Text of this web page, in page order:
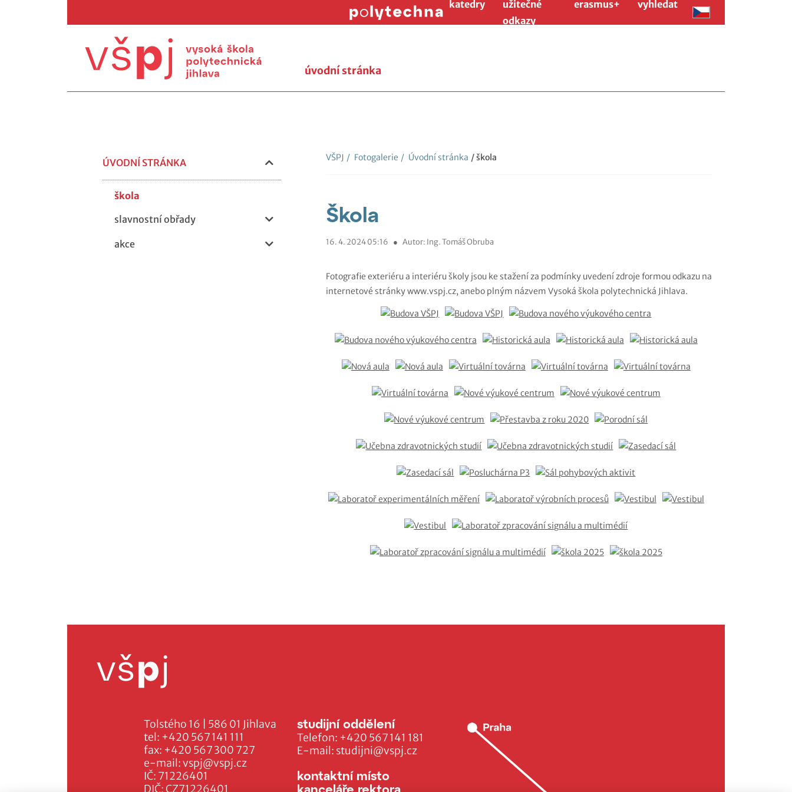
katedry
užitečné
odkazy
erasmus+ vyhledat
úvodní stránka
ÚVODNÍ STRÁNKA
škola
slavnostní obřady
akce
VŠPJ / Fotogalerie / Úvodní stránka / škola
Škola
16. 4. 2024 05:16 ● Autor: Ing. Tomáš Obruba
Fotografie exteriéru a interiéru školy jsou ke stažení za podmínky uvedení zdroje formou odkazu na
internetové stránky www.vspj.cz, anebo plným názvem Vysoká škola polytechnická Jihlava.
Tolstého 16 | 586 01 Jihlava
tel: +420 567 141 111
fax: +420 567 300 727
e-mail:vspj@vspj.cz
IČ: 71226401
DIČ: CZ71226401
studijní oddělení
Telefon: +420 567 141 181
E-mail: studijni@vspj.cz
kontaktní místo
kanceláře rektora